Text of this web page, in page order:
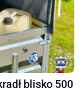
blisko 500